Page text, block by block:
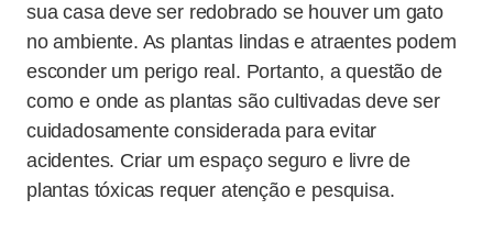
sua casa deve ser redobrado se houver um gato
no ambiente. As plantas lindas e atraentes podem
esconder um perigo real. Portanto, a questão de
como e onde as plantas são cultivadas deve ser
cuidadosamente considerada para evitar
acidentes. Criar um espaço seguro e livre de
plantas tóxicas requer atenção e pesquisa.